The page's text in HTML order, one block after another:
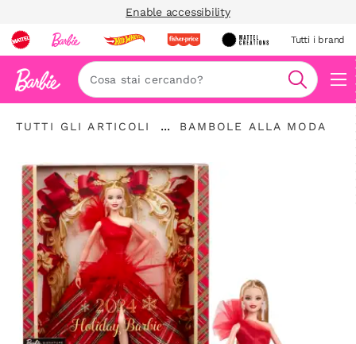
Enable accessibility
Tutti i brand
Cerca
"Tutti
TUTTI GLI ARTICOLI
...
barra
di
navigazione
"
moda"
BAMBOLE ALLA MODA